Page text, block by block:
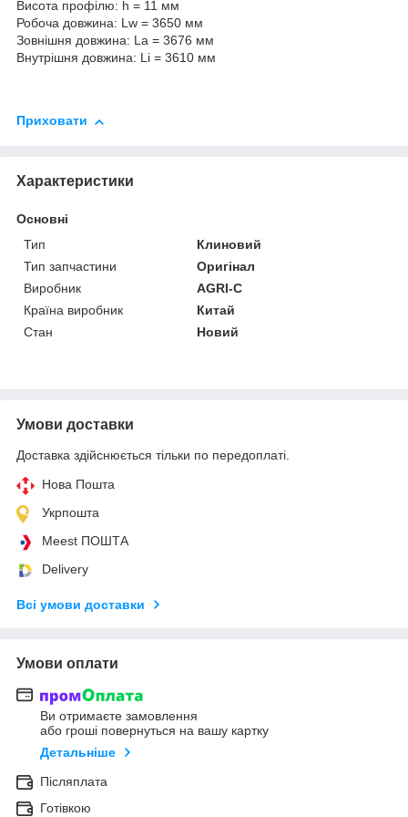
Висота профілю: h = 11 мм
Робоча довжина: Lw = 3650 мм
Зовнішня довжина: La = 3676 мм
Внутрішня довжина: Li = 3610 мм
Приховати
Характеристики
Основні
Тип
Клиновий
Тип запчастини
Оригінал
Виробник
AGRI-C
Країна виробник
Китай
Стан
Новий
Умови доставки
Доставка здійснюється тільки по передоплаті.
Нова Пошта
Укрпошта
Meest ПОШТА
Delivery
Всі умови доставки
Умови оплати
Ви отримаєте замовлення
або гроші повернуться на вашу картку
Детальніше
Післяплата
Готівкою